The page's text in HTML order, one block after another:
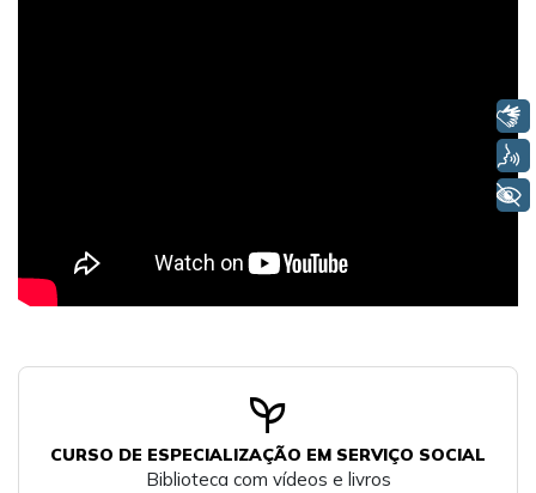
psychiatry
CURSO DE ESPECIALIZAÇÃO EM SERVIÇO SOCIAL
Biblioteca com vídeos e livros